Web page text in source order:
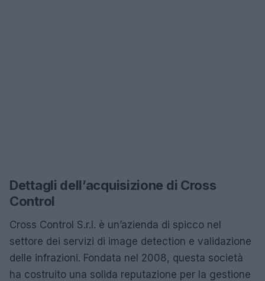
Dettagli dell’acquisizione di Cross
Control
Cross Control S.r.l. è un’azienda di spicco nel
settore dei servizi di image detection e validazione
delle infrazioni. Fondata nel 2008, questa società
ha costruito una solida reputazione per la gestione